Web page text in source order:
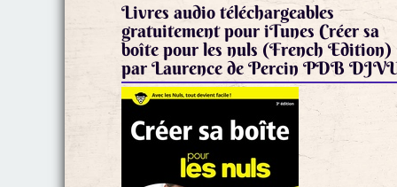
Livres audio téléchargeables
gratuitement pour iTunes Créer sa
boîte pour les nuls (French Edition)
par Laurence de Percin PDB